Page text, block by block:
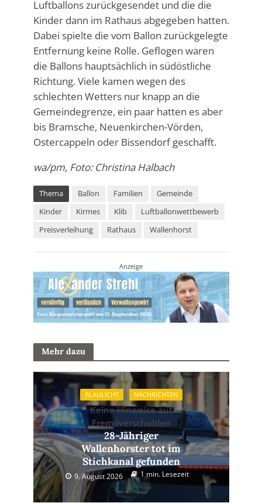
Luftballons zurückgesendet und die die
Kinder dann im Rathaus abgegeben hatten.
Dabei spielte die vom Ballon zurückgelegte
Entfernung keine Rolle. Geflogen waren
die Ballons hauptsächlich in südöstliche
Richtung. Viele kamen wegen des
schlechten Wetters nur knapp an die
Gemeindegrenze, ein paar hatten es aber
bis Bramsche, Neuenkirchen-Vörden,
Ostercappeln oder Bissendorf geschafft.
wa/pm, Foto: Christina Halbach
Thema Ballon Familien
Gemeinde
Kinder
Kirmes Klib
Luftballonwettbewerb
Preisverleihung
Rathaus Wallenhorst
Anzeige
Mehr dazu
BLAULICHT NACHRICHTEN
Keine Hinweise auf
Fremdverschulden
28-Jähriger
Wallenhorster tot im
Stichkanal gefunden
9. August 2026 1 min. Lesezeit